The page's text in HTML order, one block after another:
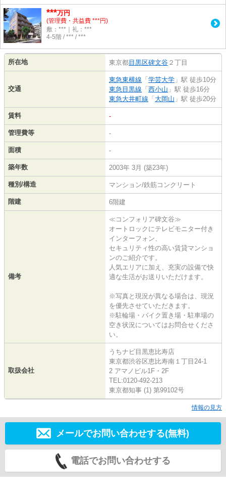
***万円
(管理費・共益費 ***円)
敷：***｜礼：***
4-5階 / *** / ***
所在地 東京都目黒区碑文谷 ２丁目
交通
東急東横線 「 学芸大学 」駅 徒歩10分
東急目黒線 「 西小山 」駅 徒歩16分
東急大井町線 「 大岡山 」駅 徒歩20分
賃料 -
管理費等 -
面積 -
築年数 2003年 3月 (築23年)
種別/構造 マンション/鉄筋コンクリート
階建 6階建
備考
≪コンフォリア碑文谷≫
オートロックにテレビモニター付き
インターフォン、
セキュリティ性の高い賃貸マンショ
ンのご紹介です。
人気エリアに加え、充実の設備で快
適な生活がお送りいただけます。
※写真と現況が異なる場合は、現況
を優先させていただきます。
※駐輪場・バイク置き場・駐車場の
空き状況についてはお問合せくださ
い。
取扱会社
うちナビ目黒恵比寿店
東京都渋谷区恵比寿南１丁目24-1
2 アマノビル1F・2F
TEL:0120-492-213
東京都知事 (1) 第99102号
情報の見方
メールでお問い合わせする(無料)
電話でお問い合わせする